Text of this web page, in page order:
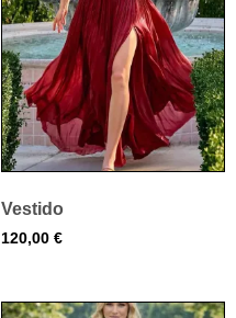
Vestido
120,00 €